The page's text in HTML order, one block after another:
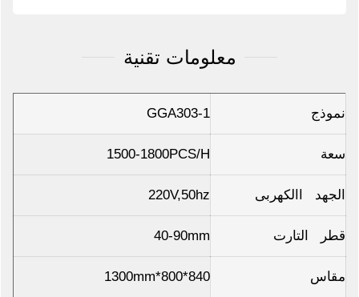
معلومات تقنية
نموذج GGA303-1
سعة 1500-1800PCS/H
الجهد االكهربى 220V,50hz
قطر التارت 40-90mm
مقاس 840*800*1300mm